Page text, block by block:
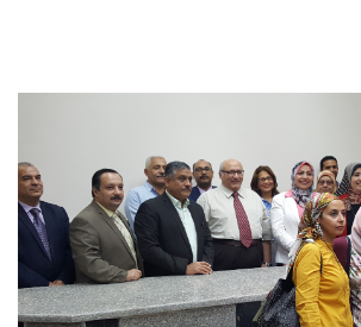
الطلاب
هيئة التدريس
الدراسات العليا